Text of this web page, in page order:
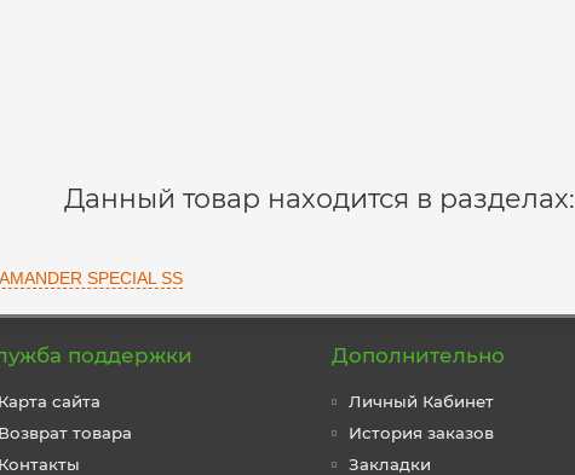
Данный товар находится в разделах:
SPECIAL SS
поддержки
Карта сайта
Возврат товара
Контакты
Дополнительно
Личный Кабинет
История заказов
Закладки